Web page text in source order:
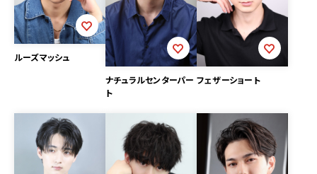
ルーズマッシュ
ナチュラルセンターパー
ト
フェザーショート